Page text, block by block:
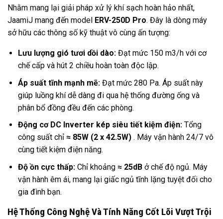
Nhằm mang lại giải pháp xử lý khí sạch hoàn hảo nhất,
JaamiJ mang đến model ERV-250D Pro. Đây là dòng máy
sở hữu các thông số kỹ thuật vô cùng ấn tượng:
Lưu lượng gió tươi dồi dào:Đạt mức 150 m3/h với cơ
chế cấp và hút 2 chiều hoàn toàn độc lập.
Áp suất tĩnh mạnh mẽ:Đạt mức 280 Pa. Áp suất này
giúp luồng khí dễ dàng đi qua hệ thống đường ống và
phân bổ đồng đều đến các phòng.
Động cơ DC Inverter kép siêu tiết kiệm điện:Tổng
công suất chỉ ≈ 85W (2 x 42.5W). Máy vận hành 24/7 vô
cùng tiết kiệm điện năng.
Độ ồn cực thấp:Chỉ khoảng≈ 25dBở chế độ ngủ. Máy
vận hành êm ái, mang lại giấc ngủ tĩnh lặng tuyệt đối cho
gia đình bạn.
Hệ Thống Công Nghệ Và Tính Năng Cốt Lõi Vượt Trội